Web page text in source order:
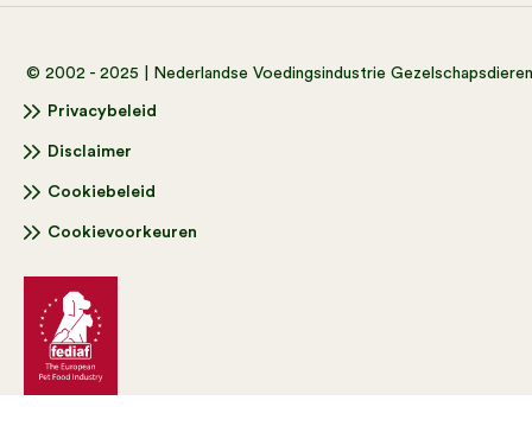
© 2002 - 2025 | Nederlandse Voedingsindustrie
Privacybeleid
Disclaimer
Cookiebeleid
Cookievoorkeuren